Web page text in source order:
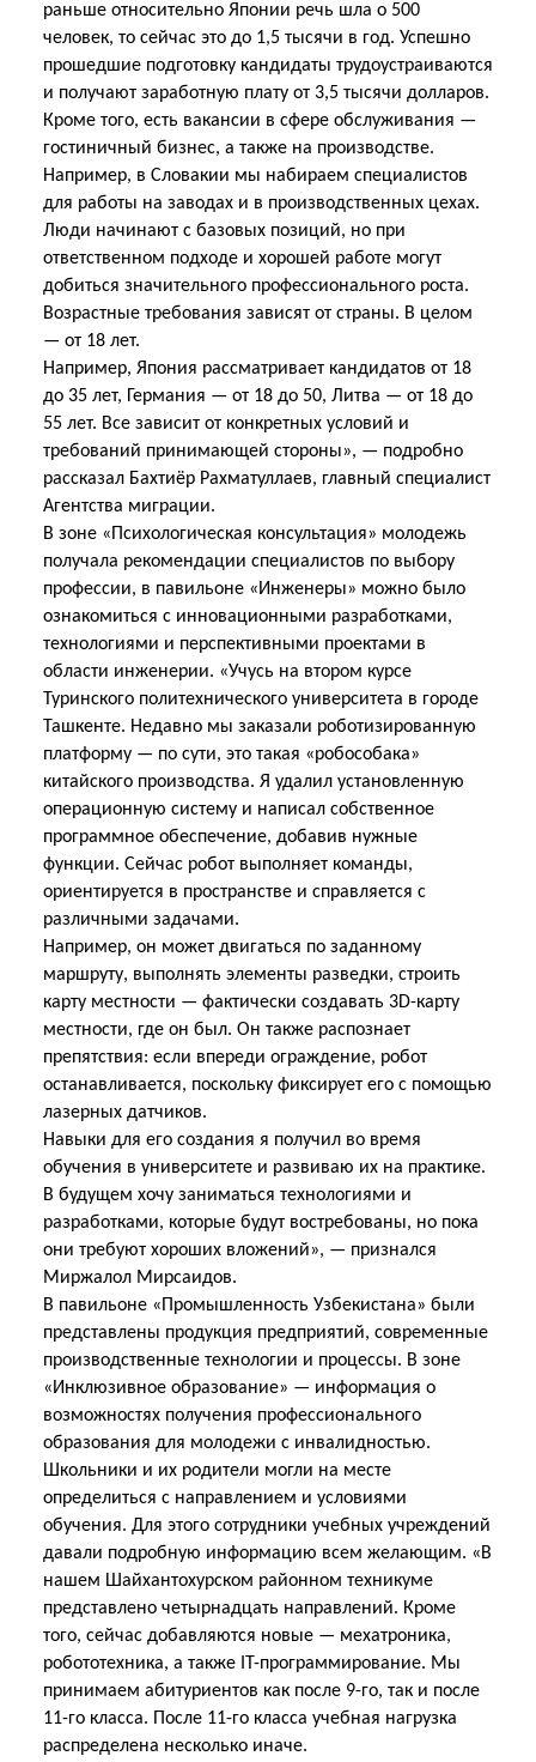
раньше относительно Японии речь шла о 500
человек, то сейчас это до 1,5 тысячи в год. Успешно
прошедшие подготовку кандидаты трудоустраиваются
и получают заработную плату от 3,5 тысячи долларов.
Кроме того, есть вакансии в сфере обслуживания —
гостиничный бизнес, а также на производстве.
Например, в Словакии мы набираем специалистов
для работы на заводах и в производственных цехах.
Люди начинают с базовых позиций, но при
ответственном подходе и хорошей работе могут
добиться значительного профессионального роста.
Возрастные требования зависят от страны. В целом
— от 18 лет.
Например, Япония рассматривает кандидатов от 18
до 35 лет, Германия — от 18 до 50, Литва — от 18 до
55 лет. Все зависит от конкретных условий и
требований принимающей стороны», — подробно
рассказал Бахтиёр Рахматуллаев, главный специалист
Агентства миграции.
В зоне «Психологическая консультация» молодежь
получала рекомендации специалистов по выбору
профессии, в павильоне «Инженеры» можно было
ознакомиться с инновационными разработками,
технологиями и перспективными проектами в
области инженерии. «Учусь на втором курсе
Туринского политехнического университета в городе
Ташкенте. Недавно мы заказали роботизированную
платформу — по сути, это такая «робособака»
китайского производства. Я удалил установленную
операционную систему и написал собственное
программное обеспечение, добавив нужные
функции. Сейчас робот выполняет команды,
ориентируется в пространстве и справляется с
различными задачами.
Например, он может двигаться по заданному
маршруту, выполнять элементы разведки, строить
карту местности — фактически создавать 3D-карту
местности, где он был. Он также распознает
препятствия: если впереди ограждение, робот
останавливается, поскольку фиксирует его с помощью
лазерных датчиков.
Навыки для его создания я получил во время
обучения в университете и развиваю их на практике.
В будущем хочу заниматься технологиями и
разработками, которые будут востребованы, но пока
они требуют хороших вложений», — признался
Миржалол Мирсаидов.
В павильоне «Промышленность Узбекистана» были
представлены продукция предприятий, современные
производственные технологии и процессы. В зоне
«Инклюзивное образование» — информация о
возможностях получения профессионального
образования для молодежи с инвалидностью.
Школьники и их родители могли на месте
определиться с направлением и условиями
обучения. Для этого сотрудники учебных учреждений
давали подробную информацию всем желающим. «В
нашем Шайхантохурском районном техникуме
представлено четырнадцать направлений. Кроме
того, сейчас добавляются новые — мехатроника,
робототехника, а также IT-программирование. Мы
принимаем абитуриентов как после 9-го, так и после
11-го класса. После 11-го класса учебная нагрузка
распределена несколько иначе.